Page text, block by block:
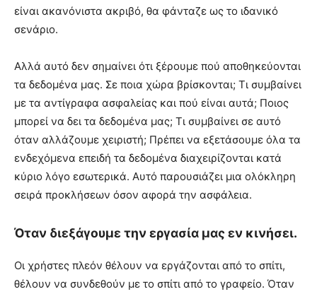
είναι ακανόνιστα ακριβό, θα φάνταζε ως το ιδανικό
σενάριο.
Αλλά αυτό δεν σημαίνει ότι ξέρουμε πού αποθηκεύονται
τα δεδομένα μας. Σε ποια χώρα βρίσκονται; Τι συμβαίνει
με τα αντίγραφα ασφαλείας και πού είναι αυτά; Ποιος
μπορεί να δει τα δεδομένα μας; Τι συμβαίνει σε αυτό
όταν αλλάζουμε χειριστή; Πρέπει να εξετάσουμε όλα τα
ενδεχόμενα επειδή τα δεδομένα διαχειρίζονται κατά
κύριο λόγο εσωτερικά. Αυτό παρουσιάζει μια ολόκληρη
σειρά προκλήσεων όσον αφορά την ασφάλεια.
Όταν διεξάγουμε την εργασία μας εν κινήσει.
Οι χρήστες πλεόν θέλουν να εργάζονται από το σπίτι,
θέλουν να συνδεθούν με το σπίτι από το γραφείο. Όταν